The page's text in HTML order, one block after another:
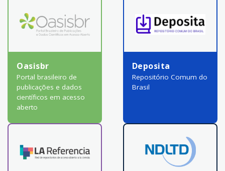
Oasisbr
Portal brasileiro de
publicações e dados
científicos em acesso
aberto
Deposita
Repositório Comum do
Brasil